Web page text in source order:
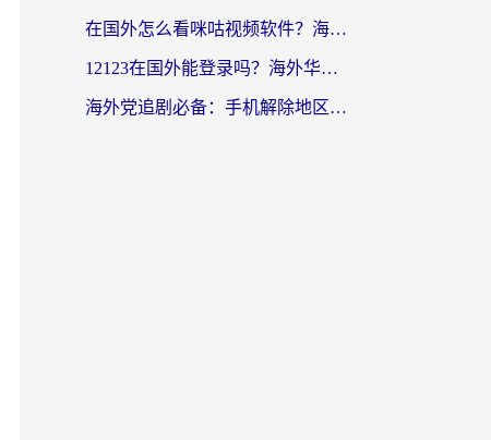
在国外怎么看咪咕视频软件？海外党亲测有效的回国加速方案
12123在国外能登录吗？海外华人必看的回国加速实用指南
海外党追剧必备：手机解除地区限制app怎么选？解决央视视频&国内剧地区限制全指南